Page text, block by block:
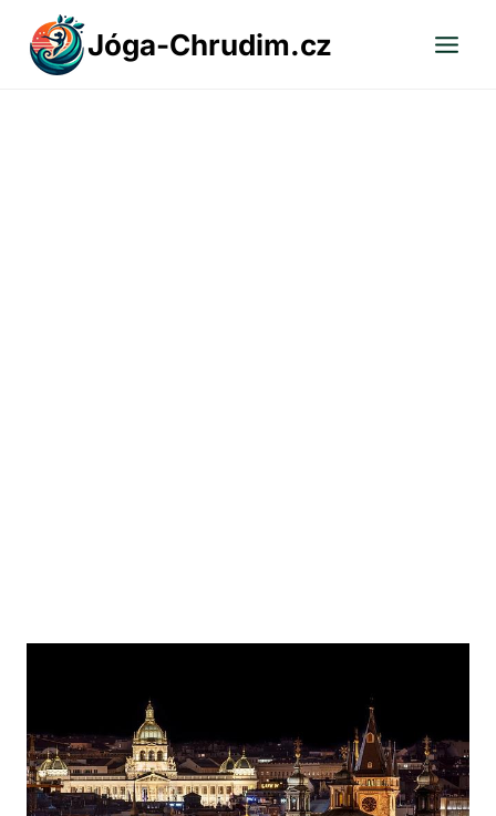
Přeskočit
obsah
Jóga-Chrudim.cz